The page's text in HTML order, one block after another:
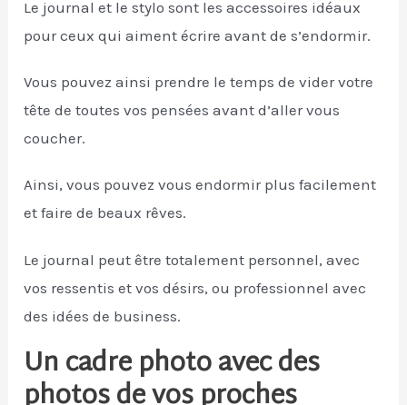
Le journal et le stylo sont les accessoires idéaux
pour ceux qui aiment écrire avant de s’endormir.
Vous pouvez ainsi prendre le temps de vider votre
tête de toutes vos pensées avant d’aller vous
coucher.
Ainsi, vous pouvez vous endormir plus facilement
et faire de beaux rêves.
Le journal peut être totalement personnel, avec
vos ressentis et vos désirs, ou professionnel avec
des idées de business.
Un cadre photo avec des